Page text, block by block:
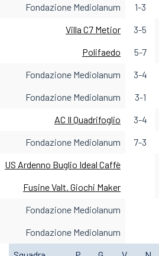
Fondazione Mediolanum
1-3
Villa C7 Metior
3-5
Polifaedo
5-7
Fondazione Mediolanum
3-4
Fondazione Mediolanum
3-1
AC Il Quadrifoglio
3-4
Fondazione Mediolanum
7-3
US Ardenno Buglio Ideal Caffè
Fusine Valt. Giochi Maker
Fondazione Mediolanum
Fondazione Mediolanum